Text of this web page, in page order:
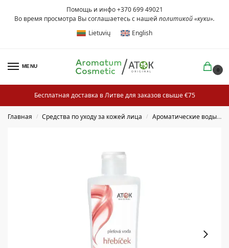
Помощь и инфо +370 699 49021
Во время просмотра Вы соглашаетесь с нашей политикой «куки».
Lietuvių
English
MENU
0
Бесплатная доставка в Литве для заказов свыше €75
Главная / Средства по уходу за кожей лица / Ароматические воды и тоники для лица